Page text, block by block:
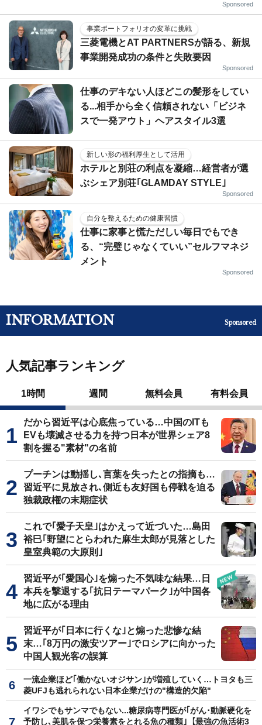
Sponsored
事業ポートフォリオの変革に挑戦
三菱電機とAT PARTNERSが語る、新規
事業開発成功の条件と失敗要因
Sponsored
仕事のデキない人ほどこの髪形をしてい
る...相手から全く信頼されない「ビジネ
スで一発アウト」ヘアスタイル3選
新しい形の福利厚生として活用
ホテルと別荘の利点を凝縮…経営者が選
ぶシェア別荘｢GLAMDAY STYLE｣
Sponsored
自分を整えるための健康習慣
仕事に家事と慌ただしい毎日でもでき
る、“完璧じゃなくていい”セルフマネジ
メント
Sponsored
INFORMATION Sponsored
人気記事ランキング
1時間 週間 無料会員 有料会員
だから習近平は心底焦っている…中国のITも
EVも壊滅させる力を持つ日本が世界シェア8
割を握る"素材"の名前
プーチンは動揺し､言葉を失ったとの指摘も…
習近平に見放され､側近も友好国も停戦を迫る
独裁政権の末期症状
これで｢愛子天皇｣はかえって近づいた…島田
裕巳｢野望にとらわれた麻生太郎が見落とした
皇室典範の大原則｣
習近平が｢愛国心｣を煽った不気味な結果…日
本兵を撃退する｢抗日テーマパーク｣が中国各
地に広がる理由
習近平が｢日本に行くな｣と煽った悲惨な結
末…｢8万円の激安ツアー｣でロシアに向かった
中国人観光客の誤算
一流企業ほど｢働かないオジサン｣が増殖していく…トヨタも三
菱UFJも逃れられない日本企業だけの"構造的欠陥"
イワシでもサンマでもない...糖尿病専門医が｢がん･動脈硬化を
予防し､美肌を保つ栄養素をとれる魚の種類｣【最強の魚活術3